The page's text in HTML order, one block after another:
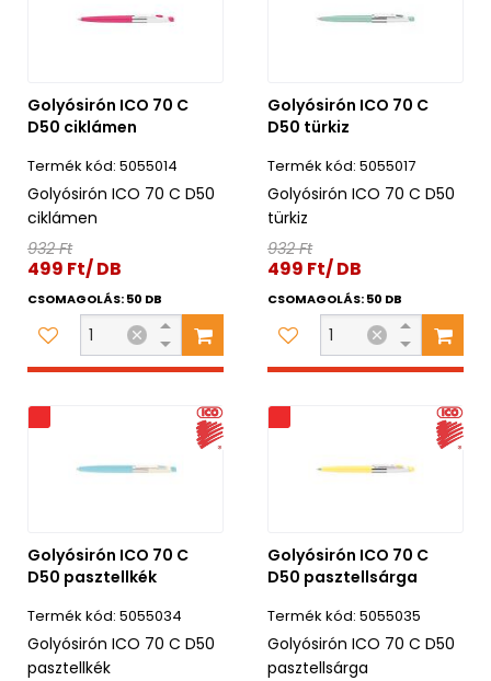
Golyósirón ICO 70 C
D50 ciklámen
5055014
Golyósirón ICO 70 C D50
ciklámen
932 Ft
499 Ft/ DB
CSOMAGOLÁS: 50 DB
Golyósirón ICO 70 C
D50 türkiz
5055017
Golyósirón ICO 70 C D50
türkiz
932 Ft
499 Ft/ DB
CSOMAGOLÁS: 50 DB
Golyósirón ICO 70 C
D50 pasztellkék
5055034
Golyósirón ICO 70 C D50
pasztellkék
Akciós
Golyósirón ICO 70 C
D50 pasztellsárga
5055035
Golyósirón ICO 70 C D50
pasztellsárga